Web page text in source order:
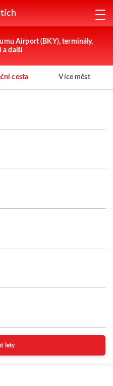
Airport (BKY), terminály,
a další
cesta Více měst
lety